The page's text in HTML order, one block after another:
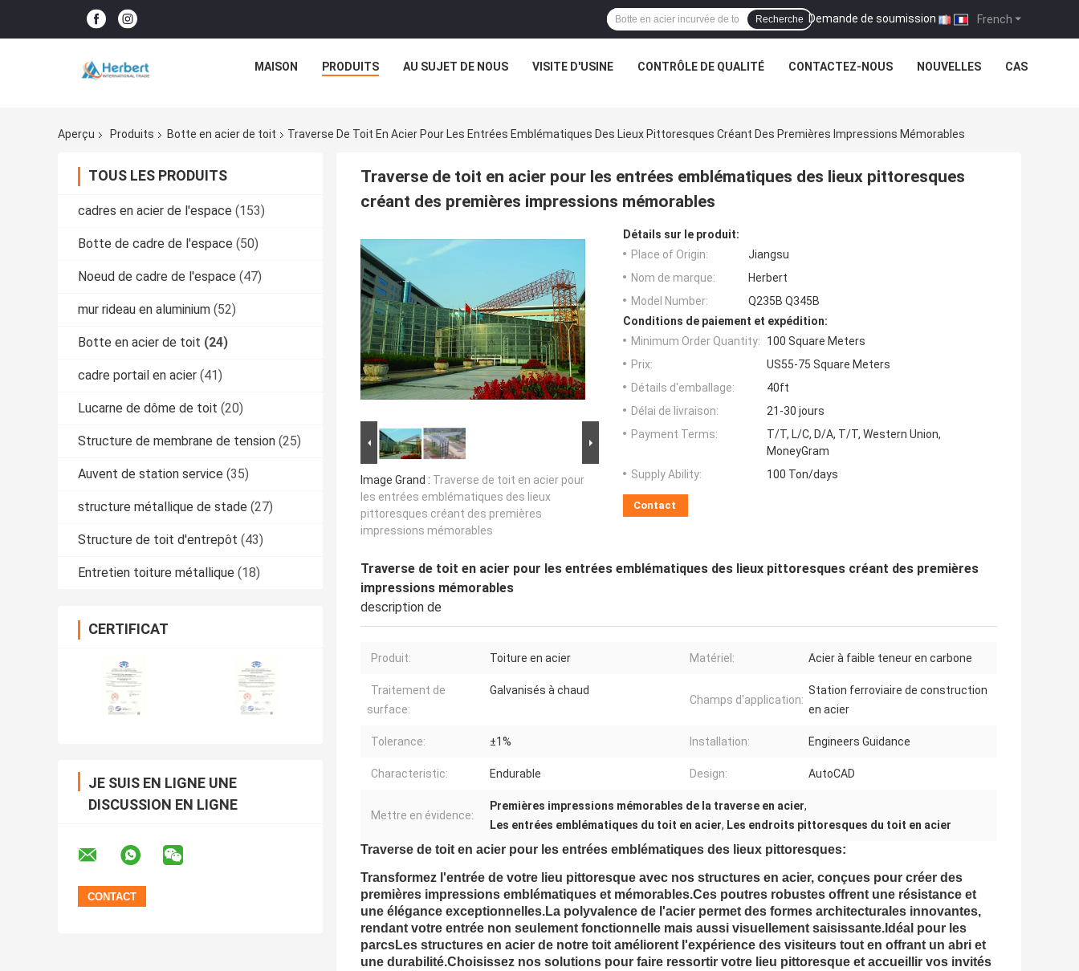
French
Demande de soumission |
Recherche
MAISON PRODUITS AU SUJET DE NOUS VISITE D'USINE CONTRÔLE DE QUALITÉ CONTACTEZ-NOUS NOUVELLES CAS
Aperçu Produits Botte en acier de toit Traverse De Toit En Acier Pour Les Entrées Emblématiques Des Lieux Pittoresques Créant Des Premières Impressions Mémorables
TOUS LES PRODUITS
cadres en acier de l'espace (153)
Botte de cadre de l'espace (50)
Noeud de cadre de l'espace (47)
mur rideau en aluminium (52)
Botte en acier de toit (24)
cadre portail en acier (41)
Lucarne de dôme de toit (20)
Structure de membrane de tension (25)
Auvent de station service (35)
structure métallique de stade (27)
Structure de toit d'entrepôt (43)
Entretien toiture métallique (18)
CERTIFICAT
JE SUIS EN LIGNE UNE
DISCUSSION EN LIGNE
Traverse de toit en acier pour les entrées emblématiques des lieux pittoresques
créant des premières impressions mémorables
Image Grand : Traverse de toit en acier pour
les entrées emblématiques des lieux
pittoresques créant des premières
impressions mémorables
Détails sur le produit:
Place of Origin:
Jiangsu
Nom de marque:
Herbert
Model Number:
Q235B Q345B
Conditions de paiement et expédition:
Minimum Order Quantity:
100 Square Meters
Prix:
US55-75 Square Meters
Détails d'emballage:
40ft
Délai de livraison:
21-30 jours
Payment Terms:
T/T, L/C, D/A, T/T, Western Union,
MoneyGram
Supply Ability:
100 Ton/days
Contact
Traverse de toit en acier pour les entrées emblématiques des lieux pittoresques créant des premières
impressions mémorables
description de
Produit: Toiture en acier Matériel: Acier à faible teneur en carbone
Traitement de
surface:
Galvanisés à chaud
Champs d'application:
Station ferroviaire de construction
en acier
Tolerance: ±1% Installation: Engineers Guidance
Characteristic: Endurable Design: AutoCAD
Mettre en évidence:
Premières impressions mémorables de la traverse en acier,
Les entrées emblématiques du toit en acier, Les endroits pittoresques du toit en acier
Traverse de toit en acier pour les entrées emblématiques des lieux pittoresques:
Transformez l'entrée de votre lieu pittoresque avec nos structures en acier, conçues pour créer des
premières impressions emblématiques et mémorables.Ces poutres robustes offrent une résistance et
une élégance exceptionnelles.La polyvalence de l'acier permet des formes architecturales innovantes,
rendant votre entrée non seulement fonctionnelle mais aussi visuellement saisissante.Idéal pour les
parcsLes structures en acier de notre toit améliorent l'expérience des visiteurs tout en offrant un abri et
une durabilité.Choisissez nos solutions pour faire ressortir votre lieu pittoresque et accueillir vos invités